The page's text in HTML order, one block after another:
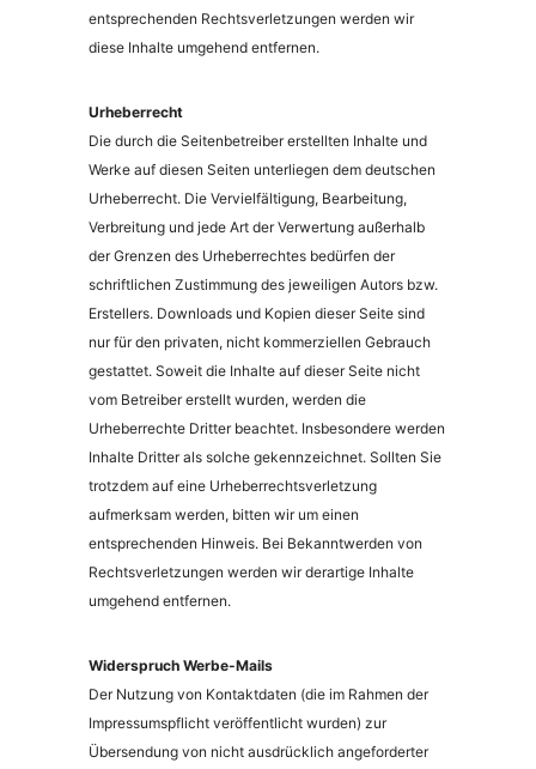
entsprechenden Rechtsverletzungen werden wir
diese Inhalte umgehend entfernen.
Urheberrecht
Die durch die Seitenbetreiber erstellten Inhalte und
Werke auf diesen Seiten unterliegen dem deutschen
Urheberrecht. Die Vervielfältigung, Bearbeitung,
Verbreitung und jede Art der Verwertung außerhalb
der Grenzen des Urheberrechtes bedürfen der
schriftlichen Zustimmung des jeweiligen Autors bzw.
Erstellers. Downloads und Kopien dieser Seite sind
nur für den privaten, nicht kommerziellen Gebrauch
gestattet. Soweit die Inhalte auf dieser Seite nicht
vom Betreiber erstellt wurden, werden die
Urheberrechte Dritter beachtet. Insbesondere werden
Inhalte Dritter als solche gekennzeichnet. Sollten Sie
trotzdem auf eine Urheberrechtsverletzung
aufmerksam werden, bitten wir um einen
entsprechenden Hinweis. Bei Bekanntwerden von
Rechtsverletzungen werden wir derartige Inhalte
umgehend entfernen.
Widerspruch Werbe-Mails
Der Nutzung von Kontaktdaten (die im Rahmen der
Impressumspflicht veröffentlicht wurden) zur
Übersendung von nicht ausdrücklich angeforderter